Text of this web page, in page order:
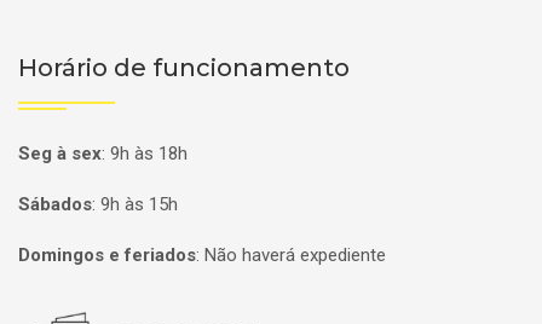
Horário de funcionamento
Seg à sex: 9h às 18h
Sábados: 9h às 15h
Domingos e feriados: Não haverá expediente